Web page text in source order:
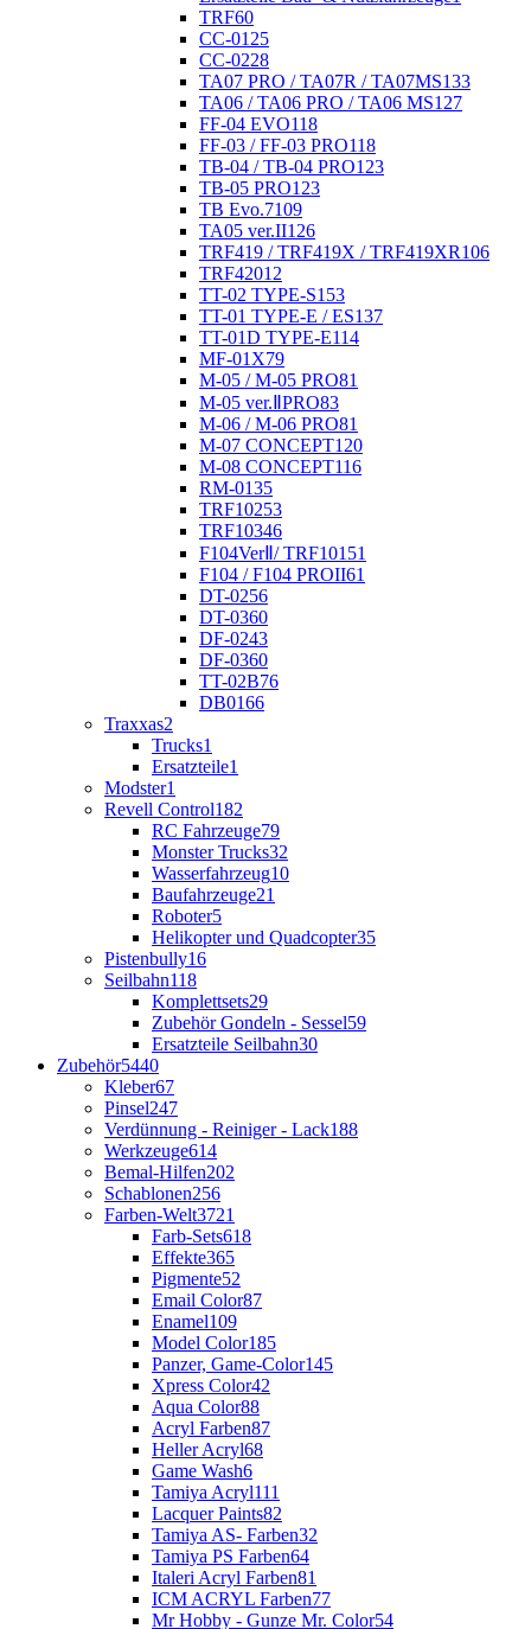
TRF60
CC-01 25
CC-0228
TA07 PRO / TA07R / TA07MS133
TA06 / TA06 PRO / TA06 MS127
FF-04 EVO118
FF-03 / FF-03 PRO118
TB-04 / TB-04 PRO123
TB-05 PRO123
TB Evo.7109
TA05 ver.II126
TRF419 / TRF419X / TRF419XR106
TRF42012
TT-02 TYPE-S153
TT-01 TYPE-E / ES137
TT-01D TYPE-E114
MF-01X79
M-05 / M-05 PRO81
M-05 ver.ⅡPRO83
M-06 / M-06 PRO81
M-07 CONCEPT120
M-08 CONCEPT116
RM-0135
TRF10253
TRF10346
F104VerⅡ/ TRF101 51
F104 / F104 PROII61
DT-0256
DT-0360
DF-0243
DF-0360
TT-02B76
DB0166
Traxxas2
Trucks1
Ersatzteile1
Modster1
Revell Control182
RC Fahrzeuge79
Monster Trucks32
Wasserfahrzeug10
Baufahrzeuge21
Roboter5
Helikopter und Quadcopter35
Pistenbully16
Seilbahn118
Komplettsets29
Zubehör Gondeln - Sessel59
Ersatzteile Seilbahn30
Zubehör5440
Kleber67
Pinsel247
Verdünnung - Reiniger - Lack188
Werkzeuge614
Bemal-Hilfen202
Schablonen256
Farben-Welt3721
Farb-Sets618
Effekte365
Pigmente52
Email Color87
Enamel109
Model Color185
Panzer, Game-Color145
Xpress Color42
Aqua Color88
Acryl Farben87
Heller Acryl68
Game Wash6
Tamiya Acryl111
Lacquer Paints82
Tamiya AS- Farben32
Tamiya PS Farben64
Italeri Acryl Farben81
ICM ACRYL Farben77
Mr Hobby - Gunze Mr. Color54